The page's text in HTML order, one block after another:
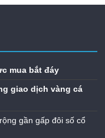
mua bắt đáy
giao dịch vàng cá
gần gấp đôi số cổ